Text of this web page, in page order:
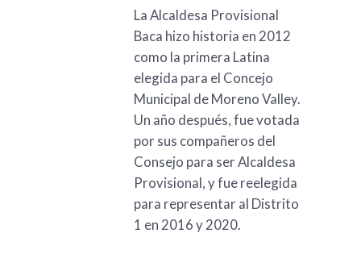
La Alcaldesa Provisional
Baca hizo historia en 2012
como la primera Latina
elegida para el Concejo
Municipal de Moreno Valley.
Un año después, fue votada
por sus compañeros del
Consejo para ser Alcaldesa
Provisional, y fue reelegida
para representar al Distrito
1 en 2016 y 2020.